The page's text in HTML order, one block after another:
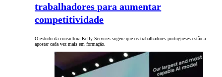
trabalhadores para aumentar
competitividade
O estudo da consultora Kelly Services sugere que os trabalhadores portugueses estão a
apostar cada vez mais em formação.